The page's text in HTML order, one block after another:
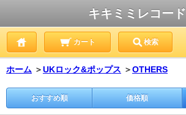
キキミミレコード
カート 検索
ホーム ＞UKロック&ポップス ＞OTHERS
おすすめ順 価格順